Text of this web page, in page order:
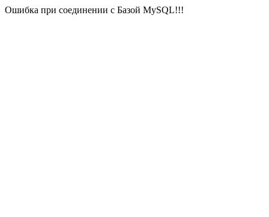
Ошибка при соединении с Базой MySQL!!!